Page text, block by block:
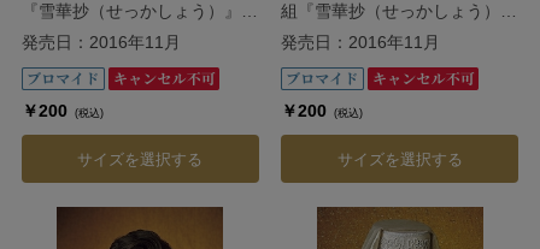
『雪華抄（せっかしょう）』
『金色（こんじき）の砂漠』
発売日：2016年11月
￥200 (税込)
サイズを選択する
組『雪華抄（せっかしょう）』
『金色（こんじき）の砂漠』
発売日：2016年11月
￥200 (税込)
サイズを選択する